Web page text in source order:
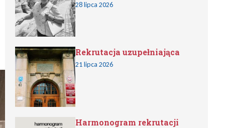
28 lipca 2026
Rekrutacja uzupełniająca
21 lipca 2026
Harmonogram rekrutacji